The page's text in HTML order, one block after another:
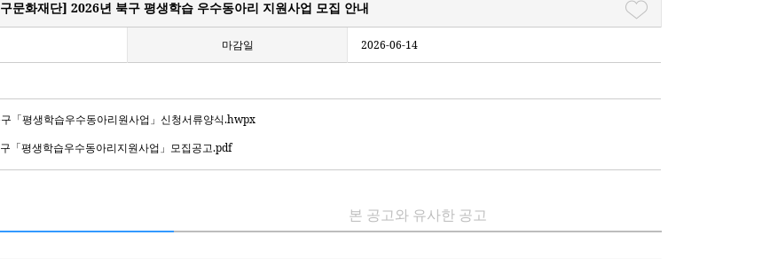
문화재단] 2026년 북구 평생학습 우수동아리 지원사업 모집 안내
마감일 2026-06-14
「평생학습우수동아리원사업」신청서류양식.hwpx
「평생학습우수동아리지원사업」모집공고.pdf
본 공고와 유사한 공고